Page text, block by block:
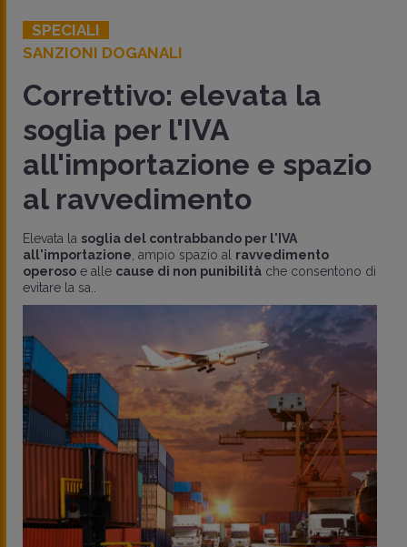
SPECIALI
SANZIONI DOGANALI
Correttivo: elevata la
soglia per l'IVA
all'importazione e spazio
al ravvedimento
Elevata la soglia del contrabbando per l'IVA
all'importazione , ampio spazio al ravvedimento
operoso e alle cause di non punibilità che consentono di
evitare la sa..